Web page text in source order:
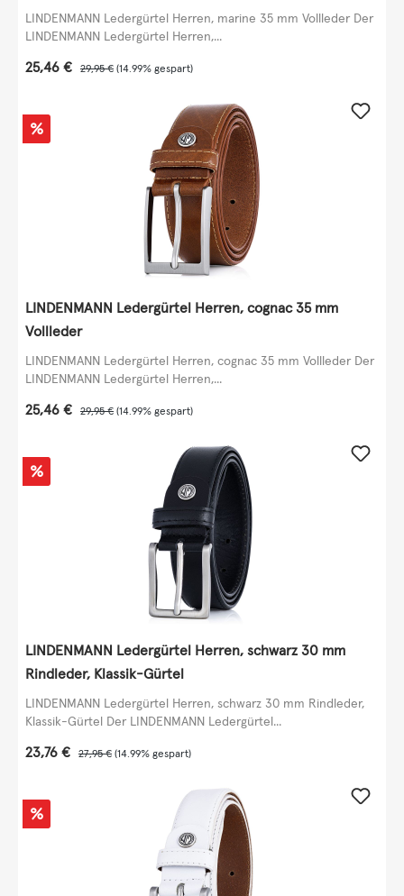
LINDENMANN Ledergürtel Herren, marine 35 mm Vollleder Der
LINDENMANN Ledergürtel Herren,...
Verkaufspreis:
25,46 € Regulärer Preis:
29,95 € (14.99% gespart)
Rabatt
%
LINDENMANN Ledergürtel Herren, cognac 35 mm
Vollleder
LINDENMANN Ledergürtel Herren, cognac 35 mm Vollleder Der
LINDENMANN Ledergürtel Herren,...
Verkaufspreis:
25,46 € Regulärer Preis:
29,95 € (14.99% gespart)
Rabatt
%
LINDENMANN Ledergürtel Herren, schwarz 30 mm
Rindleder, Klassik-Gürtel
LINDENMANN Ledergürtel Herren, schwarz 30 mm Rindleder,
Klassik-Gürtel Der LINDENMANN Ledergürtel...
Verkaufspreis:
23,76 € Regulärer Preis:
27,95 € (14.99% gespart)
Rabatt
%